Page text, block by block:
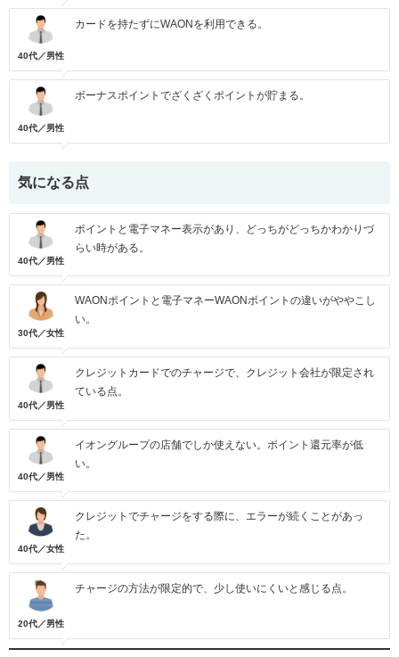
40代／男性
カードを持たずにWAONを利用できる。
40代／男性
ボーナスポイントでざくざくポイントが貯まる。
気になる点
40代／男性
ポイントと電子マネー表示があり、どっちがどっちかわかりづ
らい時がある。
30代／女性
WAONポイントと電子マネーWAONポイントの違いがややこし
い。
40代／男性
クレジットカードでのチャージで、クレジット会社が限定され
ている点。
40代／男性
イオングループの店舗でしか使えない。ポイント還元率が低
い。
40代／女性
クレジットでチャージをする際に、エラーが続くことがあっ
た。
20代／男性
チャージの方法が限定的で、少し使いにくいと感じる点。